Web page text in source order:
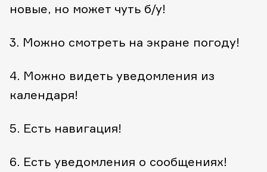
новые, но может чуть б/у!
3. Можно смотреть на экране погоду!
4. Можно видеть уведомления из
календаря!
5. Есть навигация!
6. Есть уведомления о сообщениях!